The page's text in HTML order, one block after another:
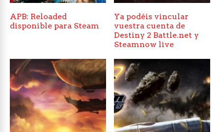
APB: Reloaded
disponible para Steam
Ya podéis vincular
vuestra cuenta de
Destiny 2 Battle.net y
Steamnow live